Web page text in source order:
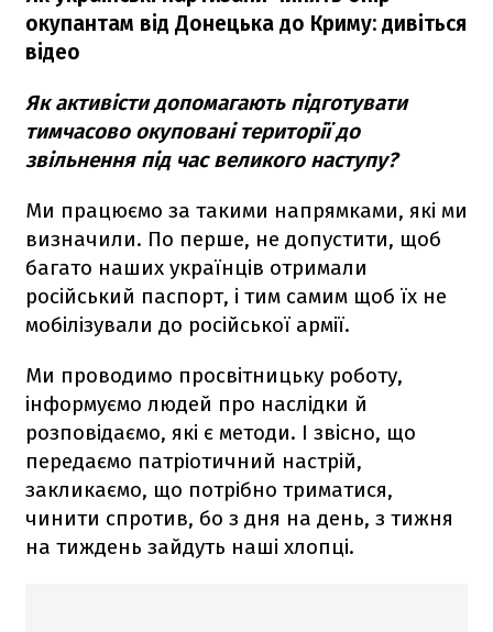
окупантам від Донецька до Криму: дивіться
відео
Як активісти допомагають підготувати
тимчасово окуповані території до
звільнення під час великого наступу?
Ми працюємо за такими напрямками, які ми
визначили. По перше, не допустити, щоб
багато наших українців отримали
російський паспорт, і тим самим щоб їх не
мобілізували до російської армії.
Ми проводимо просвітницьку роботу,
інформуємо людей про наслідки й
розповідаємо, які є методи. І звісно, що
передаємо патріотичний настрій,
закликаємо, що потрібно триматися,
чинити спротив, бо з дня на день, з тижня
на тиждень зайдуть наші хлопці.